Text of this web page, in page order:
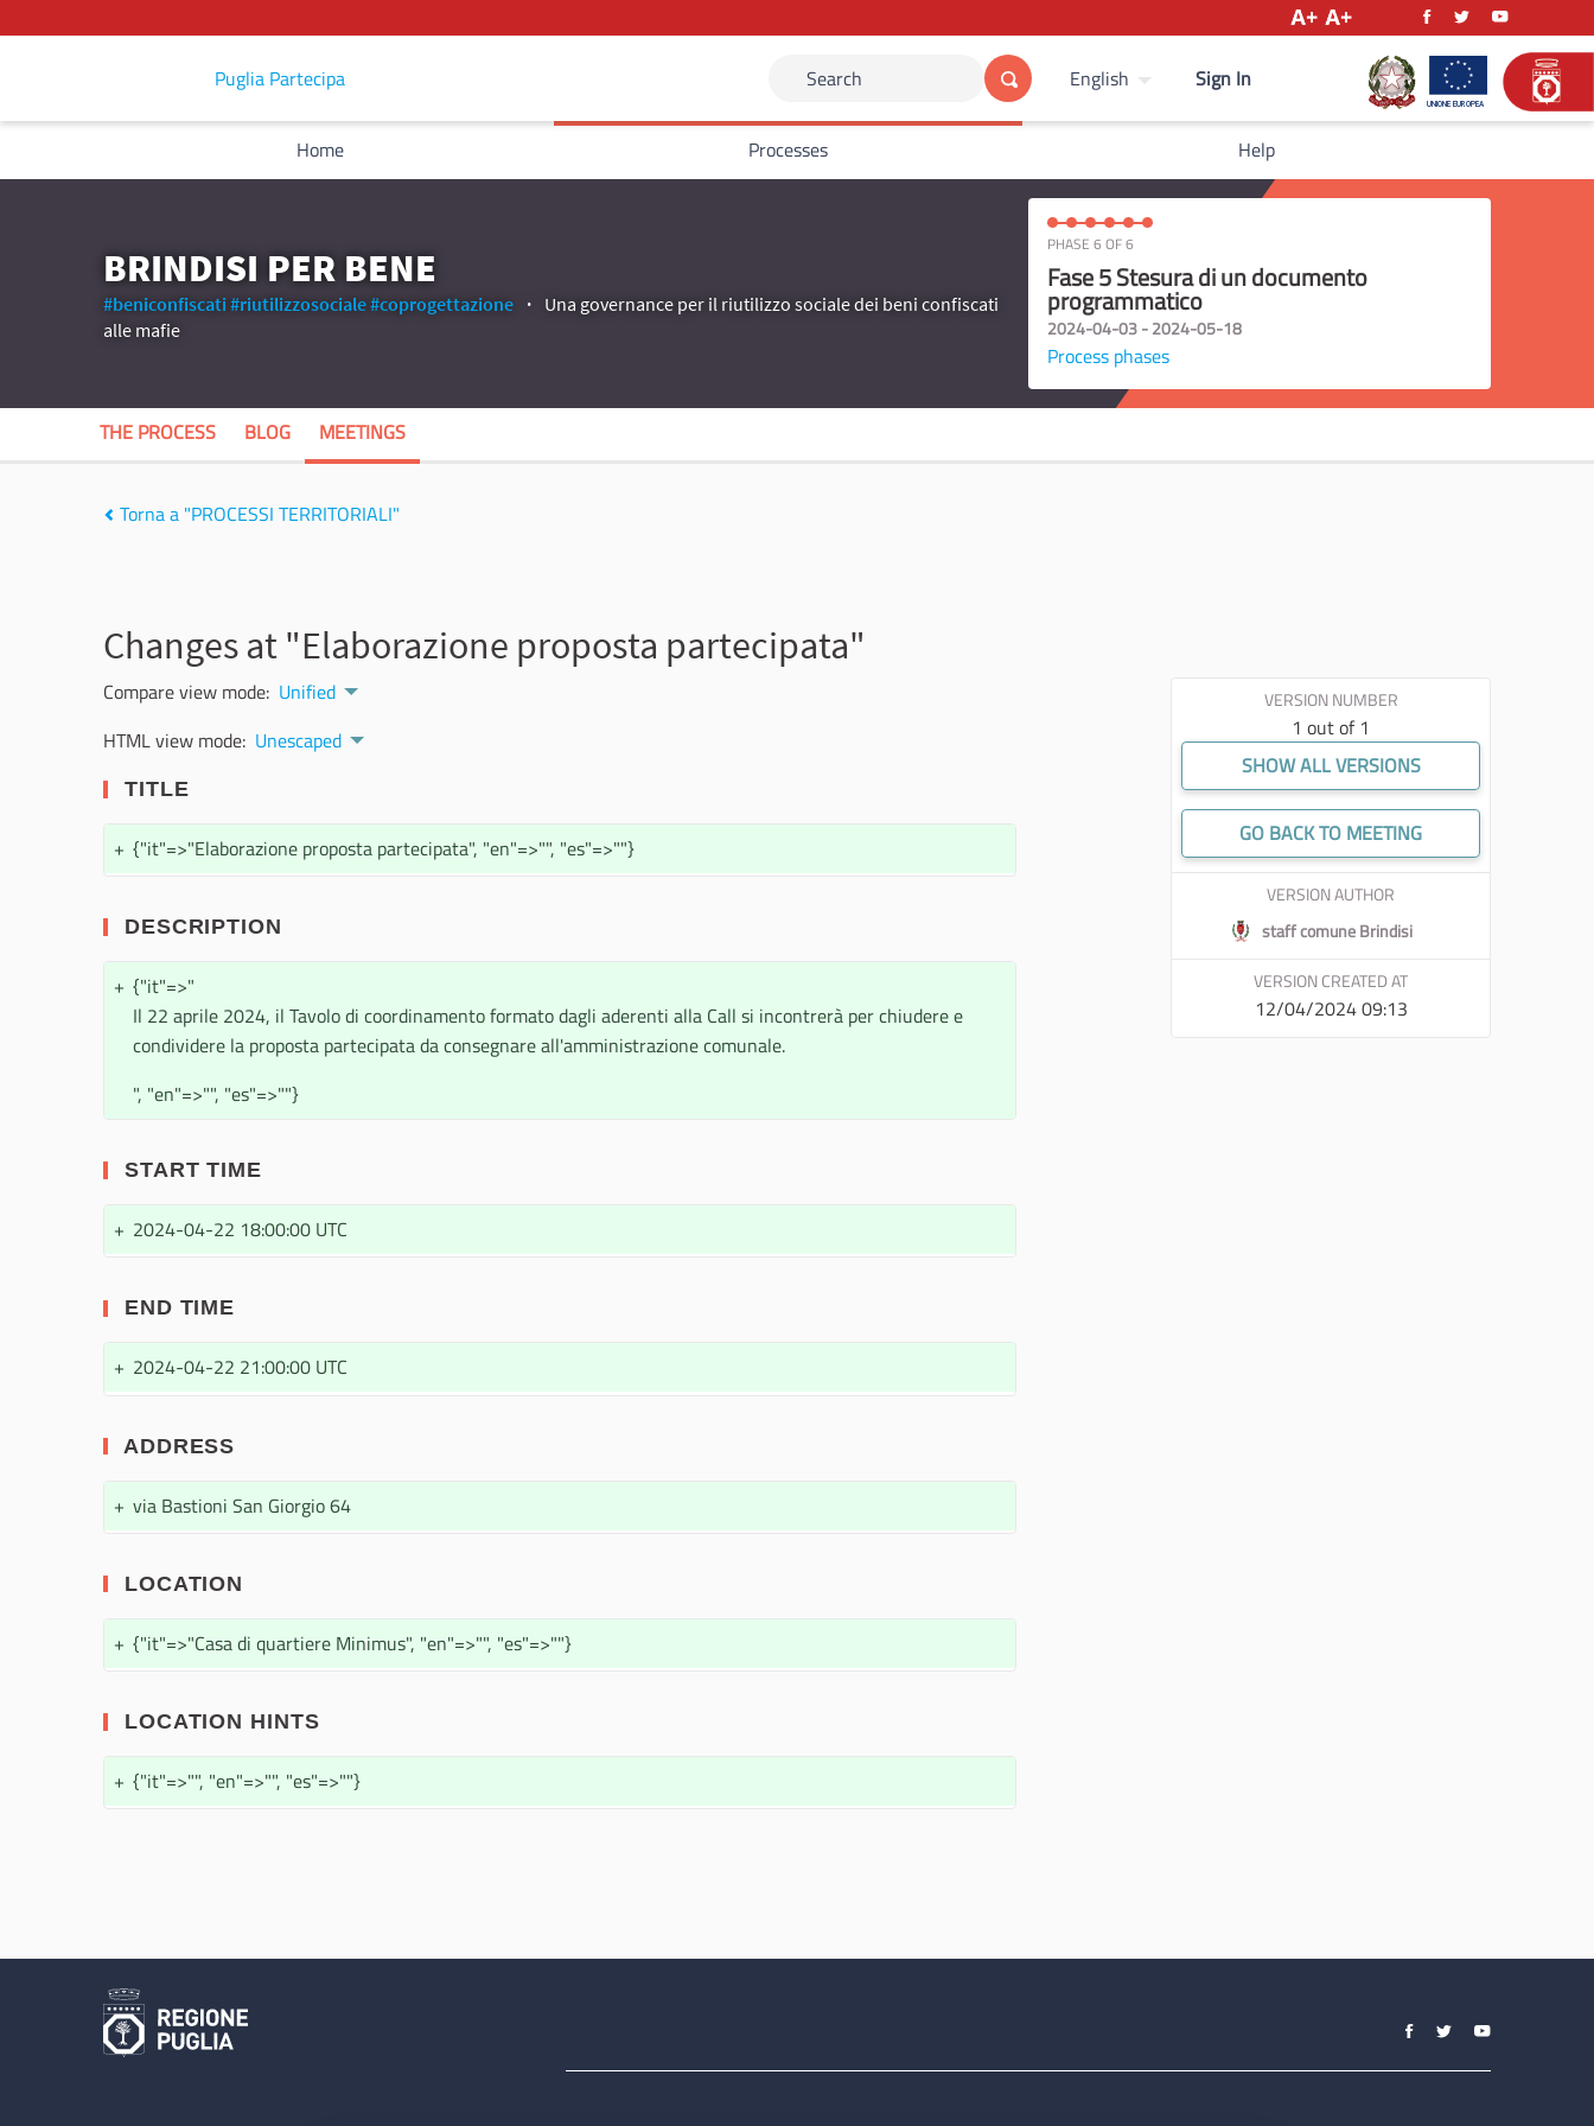
Puglia Partecipa Search English Sign In
Home Processes Help
BRINDISI PER BENE
#beniconfiscati #riutilizzosociale#coprogettazione
Una governance per il riutilizzo sociale dei beni confiscati
alle mafie
PHASE 6 OF 6
Fase 5 Stesura di un documento
programmatico
2024-04-03 - 2024-05-18
Process phases
THE PROCESS BLOG MEETINGS
Torna a "PROCESSI TERRITORIALI"
Changes at "Elaborazione proposta partecipata"
Compare view mode: Unified
HTML view mode: Unescaped
TITLE
+ {"it"=>"Elaborazione proposta partecipata", "en"=>"", "es"=>""}
DESCRIPTION
+ {"it"=>"
Il 22 aprile 2024, il Tavolo di coordinamento formato dagli aderenti alla Call si incontrerà per chiudere e
condividere la proposta partecipata da consegnare all'amministrazione comunale.
", "en"=>"", "es"=>""}
START TIME
+ 2024-04-22 18:00:00 UTC
END TIME
+ 2024-04-22 21:00:00 UTC
ADDRESS
+ via Bastioni San Giorgio 64
LOCATION
+ {"it"=>"Casa di quartiere Minimus", "en"=>"", "es"=>""}
LOCATION HINTS
+ {"it"=>"", "en"=>"", "es"=>""}
VERSION NUMBER
1 out of 1
SHOW ALL VERSIONS
GO BACK TO MEETING
VERSION AUTHOR
staff comune Brindisi
VERSION CREATED AT
12/04/2024 09:13